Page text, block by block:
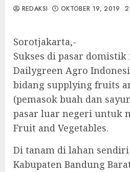
REDAKSI OKTOBER 19, 2019 2
Sorotjakarta,-
Sukses di pasar domistik
Dailygreen Agro
bidang supplying fruits
(pemasok buah dan
pasar luar negeri untuk
Fruit and Vegetables.
Di tanam di lahan
Kabupaten Bandung